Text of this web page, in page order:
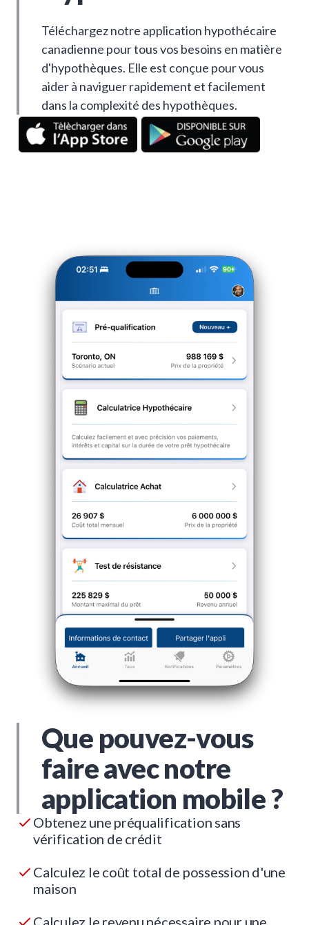
Téléchargez notre application hypothécaire
canadienne pour tous vos besoins en matière
d'hypothèques. Elle est conçue pour vous
aider à naviguer rapidement et facilement
dans la complexité des hypothèques.
Que pouvez-vous
faire avec notre
application mobile ?
Obtenez une préqualification sans
vérification de crédit
Calculez le coût total de possession d'une
maison
Calculez le revenu nécessaire pour une